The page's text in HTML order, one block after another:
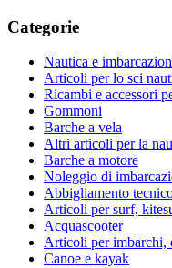
Categorie
Nautica e
Articoli per lo sci
Ricambi e accessori
Gommoni
Barche a vela
Altri articoli per la
Barche a motore
Noleggio di
Abbigliamento
Articoli per surf,
Acquascooter
Articoli per imbarchi,
Canoe e kayak